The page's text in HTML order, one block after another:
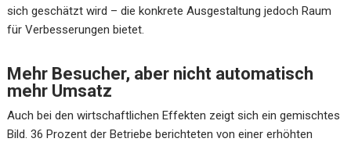
sich geschätzt wird – die konkrete Ausgestaltung jedoch Raum
für Verbesserungen bietet.
Mehr Besucher, aber nicht automatisch
mehr Umsatz
Auch bei den wirtschaftlichen Effekten zeigt sich ein gemischtes
Bild. 36 Prozent der Betriebe berichteten von einer erhöhten